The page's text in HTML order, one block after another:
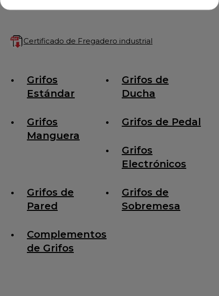
Certificado de Fregadero industrial
Grifos
Estándar
Grifos de
Ducha
Grifos
Manguera
Grifos de Pedal
Grifos
Electrónicos
Grifos de
Pared
Grifos de
Sobremesa
Complementos
de Grifos